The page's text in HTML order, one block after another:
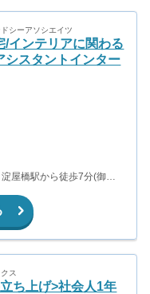
シーアソシエイツ
インテリアに関わる
シスタントインター
屋橋駅から徒歩7分(御堂
ス
ち上げ>社会人1年